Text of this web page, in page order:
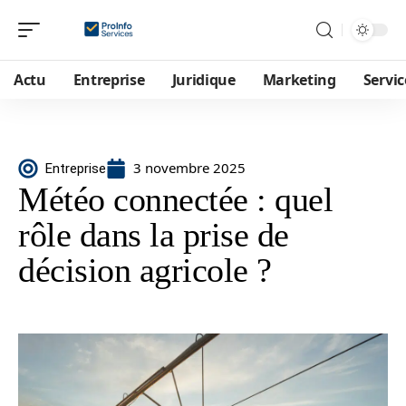
Actu Entreprise Juridique Marketing
Entreprise 3 novembre 2025
Météo connectée : quel
rôle dans la prise de
décision agricole ?